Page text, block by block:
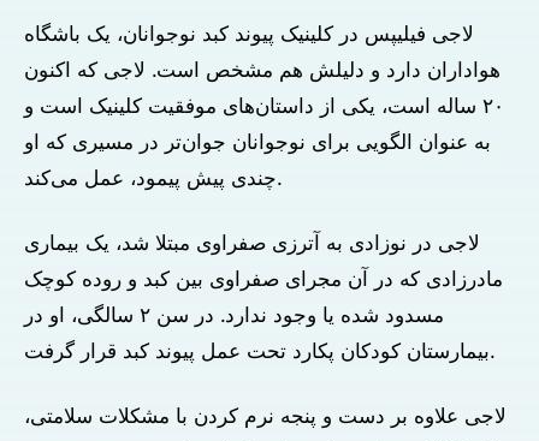
لاجی فیلیپس در کلینیک پیوند کبد نوجوانان، یک باشگاه
هواداران دارد و دلیلش هم مشخص است. لاجی که اکنون
۲۰ ساله است، یکی از داستان‌های موفقیت کلینیک است و
به عنوان الگویی برای نوجوانان جوان‌تر در مسیری که او
چندی پیش پیمود، عمل می‌کند.
لاجی در نوزادی به آترزی صفراوی مبتلا شد، یک بیماری
مادرزادی که در آن مجرای صفراوی بین کبد و روده کوچک
مسدود شده یا وجود ندارد. در سن ۲ سالگی، او در
بیمارستان کودکان پکارد تحت عمل پیوند کبد قرار گرفت.
لاجی علاوه بر دست و پنجه نرم کردن با مشکلات سلامتی،